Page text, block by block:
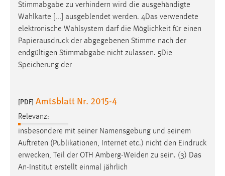
Stimmabgabe zu verhindern wird die ausgehändigte
Wahlkarte [...] ausgeblendet werden. 4Das verwendete
elektronische Wahlsystem darf die Möglichkeit für einen
Papierausdruck der abgegebenen Stimme nach der
endgültigen Stimmabgabe nicht zulassen. 5Die
Speicherung der
[PDF] Amtsblatt Nr. 2015-4
Relevanz:
insbesondere mit seiner Namensgebung und seinem
Auftreten (Publikationen, Internet etc.) nicht den Eindruck
erwecken, Teil der OTH Amberg-Weiden zu sein. (3) Das
An-Institut erstellt einmal jährlich
Facebook Pixel
Name:
_fbp
Anbieter:
Zweck:
Cookie Laufzeit:
3 Monate